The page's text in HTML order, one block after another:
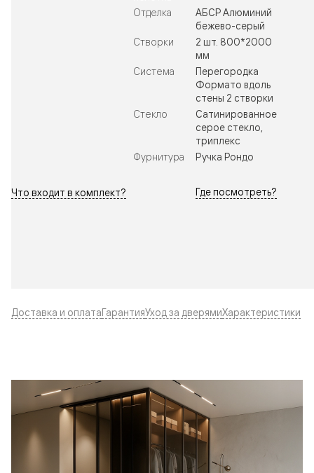
Отделка
АБСР Алюминий
бежево-серый
Створки
2 шт. 800*2000
мм
Система
Перегородка
Формато вдоль
стены 2 створки
Стекло
Сатинированное
серое стекло,
триплекс
Фурнитура
Ручка Рондо
Что входит в комплект? Где посмотреть?
Доставка и оплатаГарантияУход за дверямиХарактеристики